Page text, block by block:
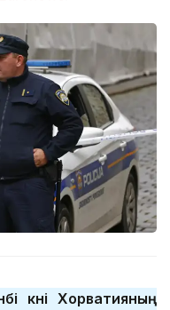
күні Хорватияның